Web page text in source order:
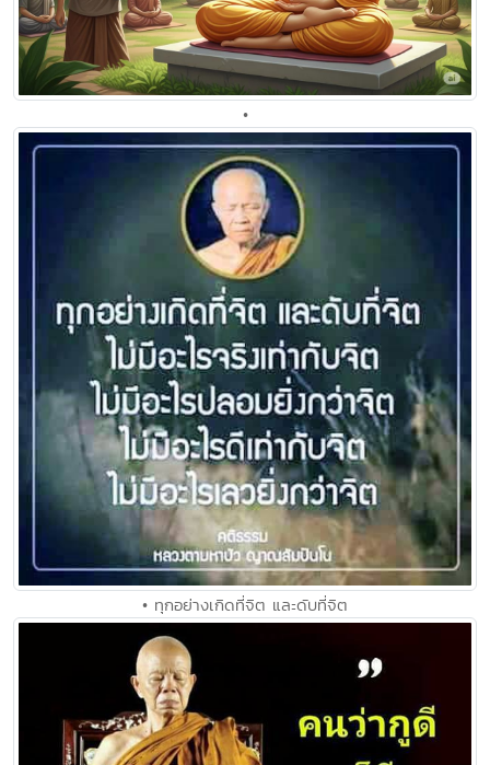
•
• ทุกอย่างเกิดที่จิต และดับที่จิต